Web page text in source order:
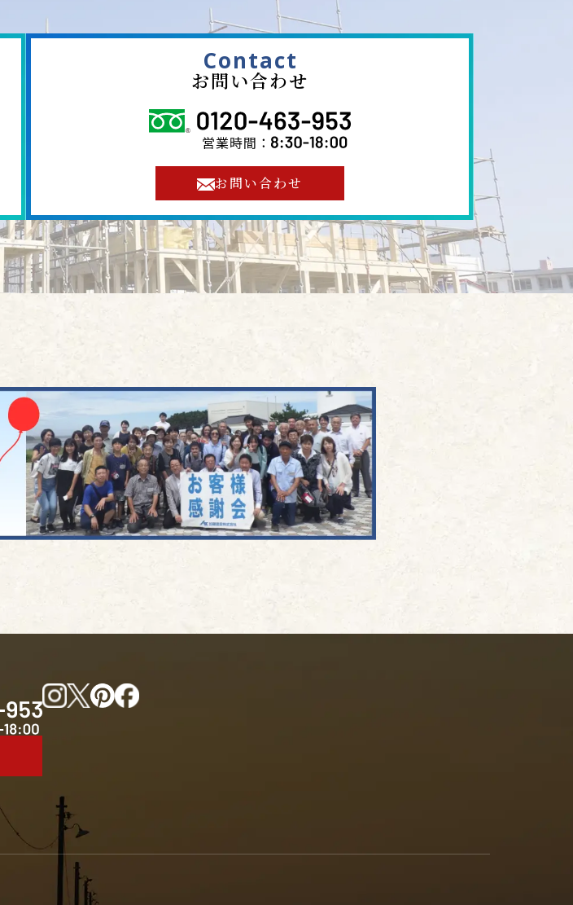
Contact
お問い合わせ
お問い合わせ